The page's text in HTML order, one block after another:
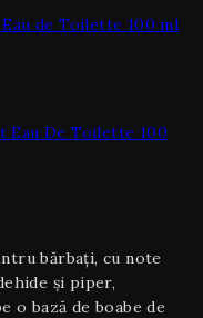
Eau De Toilette 100
bărbați, cu note
și piper,
o bază de boabe de